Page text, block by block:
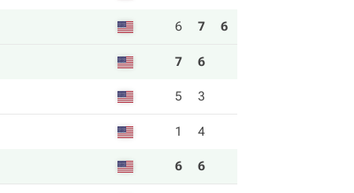
6 7 6
7 6
5 3
1 4
6 6